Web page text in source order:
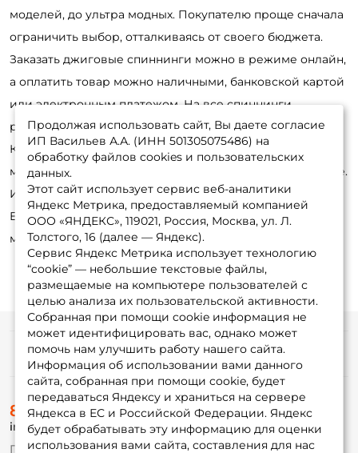
моделей, до ультра модных. Покупателю проще сначала
ограничить выбор, отталкиваясь от своего бюджета.
Заказать джиговые спиннинги можно в режиме онлайн,
а оплатить товар можно наличными, банковской картой
или электронным платежом. На все спиннинги
распространяется гарантия..
Купить спиннинги для джига в нашем интернет
магазине вы можете с бесплатной доставкой по Москве.
И это одно из наших важных преимуществ.
Единственное условие — сумма заказа должна быть не
меньше 3000 руб.
Продолжая использовать сайт, Вы даете согласие
ИП Васильев А.А. (ИНН 501305075486) на
обработку файлов cookies и пользовательских
данных.
Этот сайт использует сервис веб-аналитики
Яндекс Метрика, предоставляемый компанией
ООО «ЯНДЕКС», 119021, Россия, Москва, ул. Л.
Толстого, 16 (далее — Яндекс).
Сервис Яндекс Метрика использует технологию
“cookie” — небольшие текстовые файлы,
размещаемые на компьютере пользователей с
целью анализа их пользовательской активности.
Собранная при помощи cookie информация не
может идентифицировать вас, однако может
помочь нам улучшить работу нашего сайта.
Информация об использовании вами данного
сайта, собранная при помощи cookie, будет
передаваться Яндексу и храниться на сервере
Яндекса в ЕС и Российской Федерации. Яндекс
будет обрабатывать эту информацию для оценки
использования вами сайта, составления для нас
Информация
О магазине
Доставка
Оплата
Fox-bonus
8 (495) 532-77-88
info@foxfishing.ru
По вопросам с заказом